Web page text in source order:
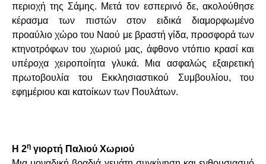
περιοχή της Σάμης. Μετά τον εσπερινό δε, ακολούθησε
κέρασμα των πιστών στον ειδικά διαμορφωμένο
προαύλιο χώρο του Ναού με βραστή γίδα, προσφορά των
κτηνοτρόφων του χωριού μας, άφθονο ντόπιο κρασί και
υπέροχα χειροποίητα γλυκά. Μια ασφαλώς εξαιρετική
πρωτοβουλία του Εκκλησιαστικού Συμβουλίου, του
εφημέριου και κατοίκων των Πουλάτων.
Η 2η γιορτή Παλιού Χωριού